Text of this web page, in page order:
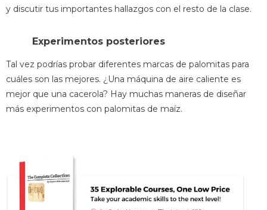
y discutir tus importantes hallazgos con el resto de la clase.
Experimentos posteriores
Tal vez podrías probar diferentes marcas de palomitas para
cuáles son las mejores. ¿Una máquina de aire caliente es
mejor que una cacerola? Hay muchas maneras de diseñar
más experimentos con palomitas de maíz.